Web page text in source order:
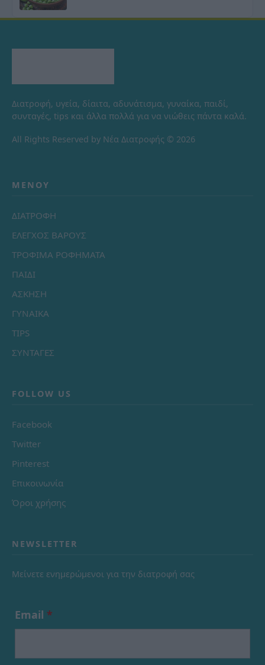
Διατροφή, υγεία, δίαιτα, αδυνάτισμα, γυναίκα, παιδί,
συνταγές, tips και άλλα πολλά για να νιώθεις πάντα καλά.
All Rights Reserved by Νέα Διατροφής © 2026
ΜΕΝΟΎ
ΔΙΑΤΡΟΦΗ
ΕΛΕΓΧΟΣ ΒΑΡΟΥΣ
ΤΡΟΦΙΜΑ ΡΟΦΗΜΑΤΑ
ΠΑΙΔΙ
ΑΣΚΗΣΗ
ΓΥΝΑΙΚΑ
TIPS
ΣΥΝΤΑΓΕΣ
FOLLOW US
Facebook
Twitter
Pinterest
Επικοινωνία
Όροι χρήσης
NEWSLETTER
Μείνετε ενημερώμενοι για την διατροφή σας
Email *